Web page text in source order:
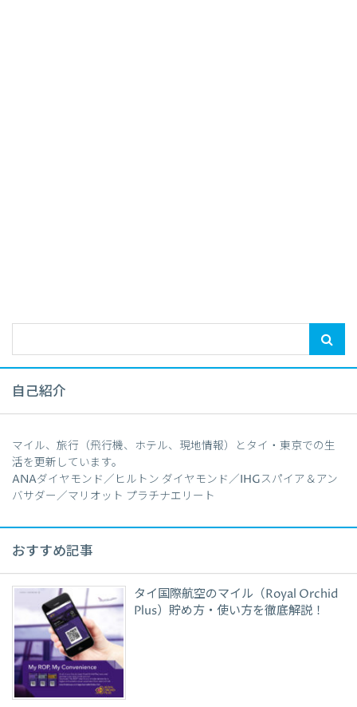
自己紹介
マイル、旅行（飛行機、ホテル、現地情報）とタイ・東京での生
活を更新しています。
ANAダイヤモンド／ヒルトン ダイヤモンド／IHGスパイア＆アン
バサダー／マリオット プラチナエリート
おすすめ記事
タイ国際航空のマイル（Royal Orchid
Plus）貯め方・使い方を徹底解説！